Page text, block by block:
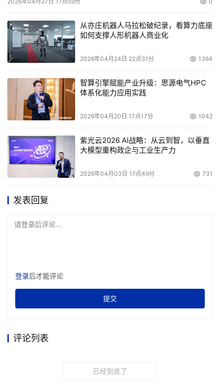
从亦庄机器人马拉松破纪录，看算力底座
如何支撑人形机器人商业化
2026年04月24日 22点31分 1364
智算引擎赋能产业升级：思源电气HPC
体系化能力应用实践
2026年04月20日 17点17分 1042
紫光云2026 AI战略：从云到智，以垂直
大模型重构政企与工业生产力
2026年04月03日 17点49分 731
发表回复
请登录后评论...
登录后才能评论
提交
评论列表
已经到底了